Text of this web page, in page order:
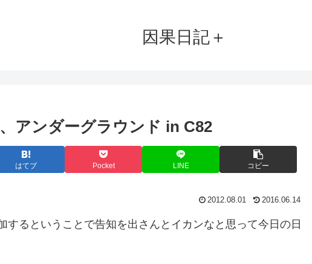
因果日記＋
アンダーグラウンド in C82
はてブ Pocket LINE コピー
2012.08.01 2016.06.14
するということで告知を出さんとイカンなと思って今日の日